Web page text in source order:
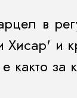
в
и
за